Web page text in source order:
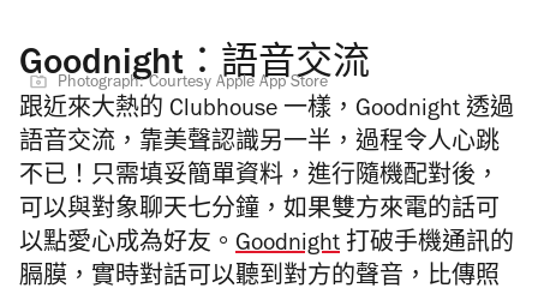
Goodnight：語音交流
Photograph: Courtesy Apple App Store
跟近來大熱的 Clubhouse 一樣，Goodnight 透過
語音交流，靠美聲認識另一半，過程令人心跳
不已！只需填妥簡單資料，進行隨機配對後，
可以與對象聊天七分鐘，如果雙方來電的話可
以點愛心成為好友。 Goodnight 打破手機通訊的
膈膜，實時對話可以聽到對方的聲音，比傳照